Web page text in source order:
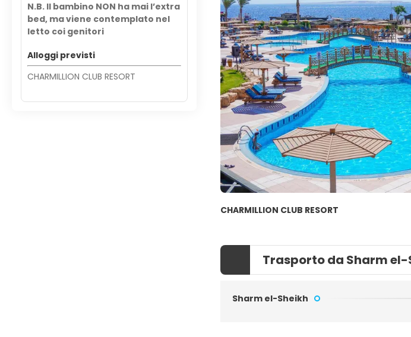
CHARMILLION CLUB RESORT
Trasporto da Sharm el-
Sharm el-Sheikh
N.B. Il bambino NON ha mai l’extra
bed, ma viene contemplato nel
letto coi genitori
Alloggi previsti
CHARMILLION CLUB RESORT